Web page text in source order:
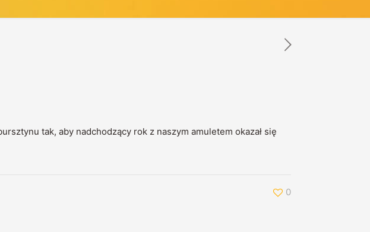
tak, aby nadchodzący rok z naszym amuletem okazał się
0